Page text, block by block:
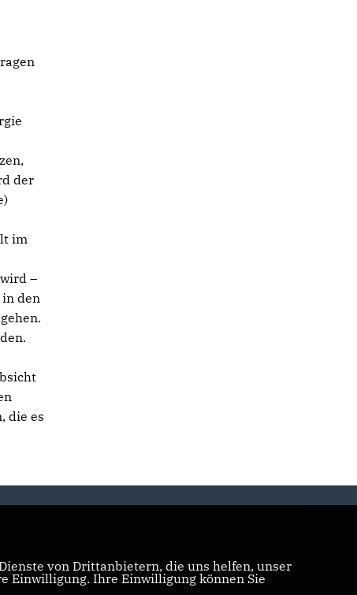
der
im
–
den
die es
von Drittanbietern, die uns helfen, unser
Einwilligung. Ihre Einwilligung können Sie